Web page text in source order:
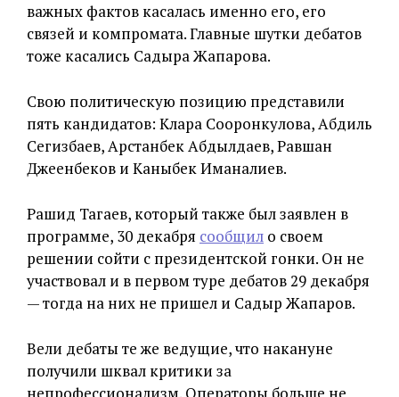
важных фактов касалась именно его, его
связей и компромата. Главные шутки дебатов
тоже касались Садыра Жапарова.
Свою политическую позицию представили
пять кандидатов: Клара Сооронкулова, Абдиль
Сегизбаев, Арстанбек Абдылдаев, Равшан
Джеенбеков и Каныбек Иманалиев.
Рашид Тагаев, который также был заявлен в
программе, 30 декабря сообщил о своем
решении сойти с президентской гонки. Он не
участвовал и в первом туре дебатов 29 декабря
— тогда на них не пришел и Садыр Жапаров.
Вели дебаты те же ведущие, что накануне
получили шквал критики за